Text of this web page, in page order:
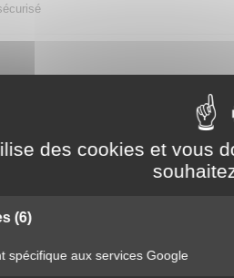
des cookies et vous
(6)
spécifique aux services Google
plusieurs fois, entre
en
plastiques et autres matériaux sensibles
régulier et une finition impeccable.
carrosseries, ou surfaces industrielles.
ou fragiles.